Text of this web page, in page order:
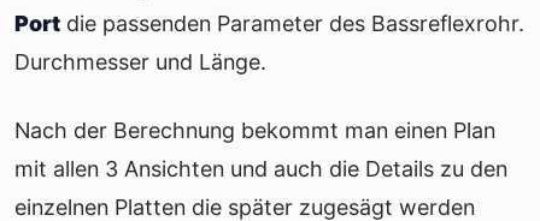
Port die passenden Parameter des Bassreflexrohr.
Durchmesser und Länge.
Nach der Berechnung bekommt man einen Plan
mit allen 3 Ansichten und auch die Details zu den
einzelnen Platten die später zugesägt werden